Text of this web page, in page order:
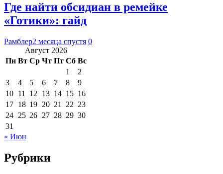
Где найти обсидиан в ремейке
«Готики»: гайд
Рамблер2 месяца спустя 0
Август 2026
Пн Вт Ср Чт Пт Сб Вс
1
2
3
4 5 6 7 8
9
10 11 12 13 14 15 16
17 18 19 20 21 22 23
24 25 26 27 28 29 30
31
« Июн
Рубрики